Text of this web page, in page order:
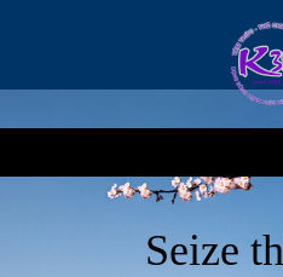
Seize